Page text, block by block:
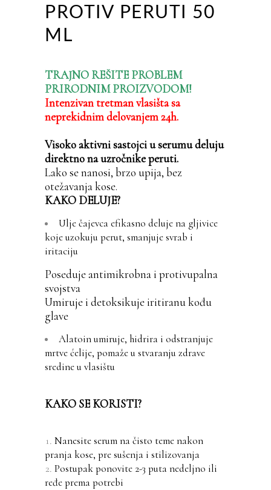
PROTIV PERUTI 50
ML
TRAJNO REŠITE PROBLEM
PRIRODNIM PROIZVODOM!
Intenzivan tretman vlasišta sa
neprekidnim delovanjem 24h.
Visoko aktivni sastojci u serumu deluju
direktno na uzročnike peruti.
Lako se nanosi, brzo upija, bez
otežavanja kose.
KAKO DELUJE?
Ulje čajevca efikasno deluje na gljivice
koje uzokuju perut, smanjuje svrab i
iritaciju
Poseduje antimikrobna i protivupalna
svojstva
Umiruje i detoksikuje iritiranu kođu
glave
Alatoin umiruje, hidrira i odstranjuje
mrtve ćelije, pomaže u stvaranju zdrave
sredine u vlasištu
KAKO SE KORISTI?
Nanesite serum na čisto teme nakon
pranja kose, pre sušenja i stilizovanja
Postupak ponovite 2-3 puta nedeljno ili
ređe prema potrebi